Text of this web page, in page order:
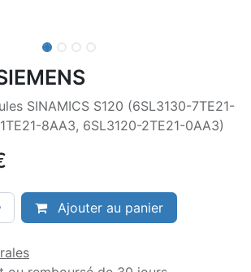
SINAMICS S120 (6SL3130-7TE21-
8AA3, 6SL3120-2TE21-0AA3)
Ajouter au panier